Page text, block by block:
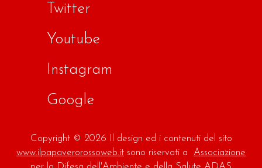
Twitter
Youtube
Instagram
Google
Copyright © 2026 Il design ed i contenuti del sito
www.ilpapaverorossoweb.it sono riservati a Associazione